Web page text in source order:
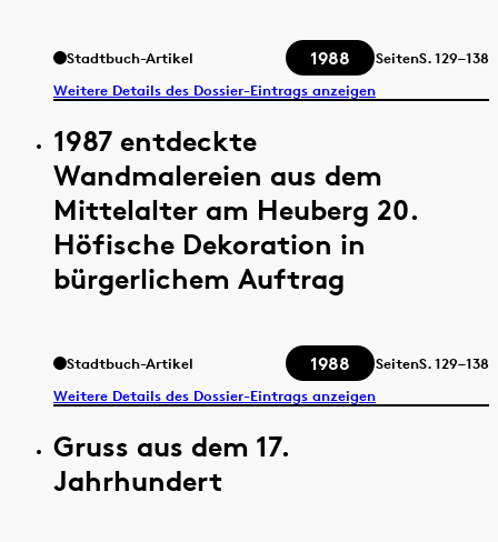
Stadtbuch-Artikel 1988 SeitenS.129–138
Weitere Details des Dossier-Eintrags anzeigen
1987 entdeckte
Wandmalereien aus dem
Mittelalter am Heuberg 20.
Höfische Dekoration in
bürgerlichem Auftrag
Stadtbuch-Artikel 1988 SeitenS.129–138
Weitere Details des Dossier-Eintrags anzeigen
Gruss aus dem 17.
Jahrhundert